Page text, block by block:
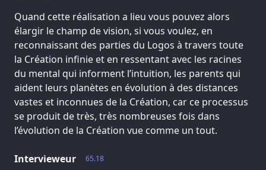
Quand cette réalisation a lieu vous pouvez alors
élargir le champ de vision, si vous voulez, en
reconnaissant des parties du Logos à travers toute
la Création infinie et en ressentant avec les racines
du mental qui informent l’intuition, les parents qui
aident leurs planètes en évolution à des distances
vastes et inconnues de la Création, car ce processus
se produit de très, très nombreuses fois dans
l’évolution de la Création vue comme un tout.
65.18
Intervieweur